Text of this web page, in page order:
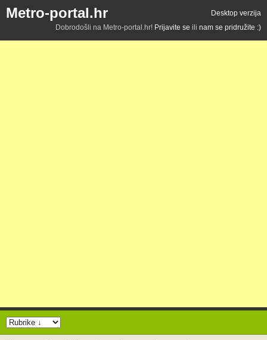
Metro-portal.hr
Desktop verzija
Dobrodošli na Metro-portal.hr! Prijavite se ili nam se pridružite :)